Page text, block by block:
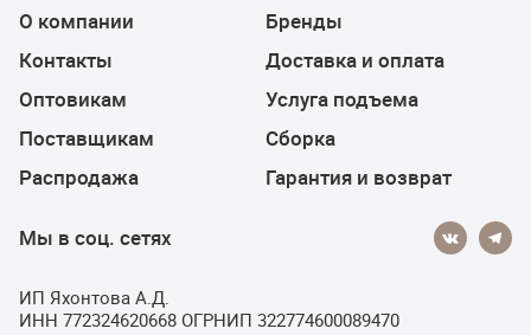
О компании
Контакты
Оптовикам
Поставщикам
Распродажа
Бренды
Доставка и оплата
Услуга подъема
Сборка
Гарантия и возврат
Мы в соц. сетях
ИП Яхонтова А.Д.
ИНН 772324620668 ОГРНИП 322774600089470